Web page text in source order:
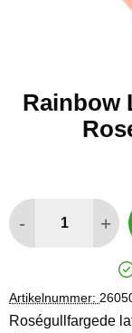
Rainbow
Handle dette
- +
Artikelnummer:
Roségullfargede